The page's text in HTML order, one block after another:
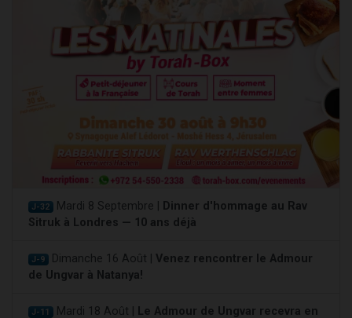
J-32 Mardi 8 Septembre |
Dinner d'hommage au Rav
Sitruk à Londres — 10 ans déjà
J-9 Dimanche 16 Août | Venez rencontrer le Admour
de Ungvar à Natanya!
J-11 Mardi 18 Août |
Le Admour de Ungvar recevra en